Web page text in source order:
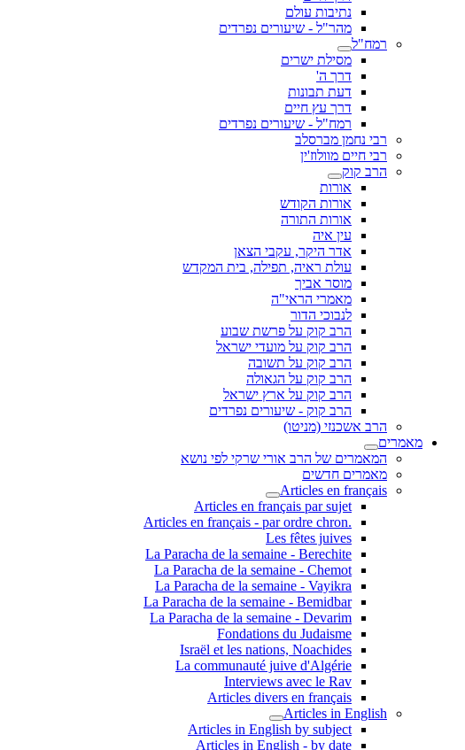
נתיבות עולם
מהר"ל - שיעורים נפרדים
רמח"ל
מסילת ישרים
דרך ה'
דעת תבונות
דרך עץ חיים
רמח"ל - שיעורים נפרדים
רבי נחמן מברסלב
רבי חיים מוולוז'ין
הרב קוק
אורות
אורות הקודש
אורות התורה
עין איה
אדר היקר, עקבי הצאן
עולת ראיה, תפילה, בית המקדש
מוסר אביך
מאמרי הראי"ה
לנבוכי הדור
הרב קוק על פרשת שבוע
הרב קוק על מועדי ישראל
הרב קוק על תשובה
הרב קוק על הגאולה
הרב קוק על ארץ ישראל
הרב קוק - שיעורים נפרדים
הרב אשכנזי (מניטו)
מאמרים
המאמרים של הרב אורי שרקי לפי נושא
מאמרים חדשים
Articles en français
Articles en français par sujet
.Articles en français - par ordre chron
Les fêtes juives
La Paracha de la semaine - Berechite
La Paracha de la semaine - Chemot
La Paracha de la semaine - Vayikra
La Paracha de la semaine - Bemidbar
La Paracha de la semaine - Devarim
Fondations du Judaisme
Israël et les nations, Noachides
La communauté juive d'Algérie
Interviews avec le Rav
Articles divers en français
Articles in English
Articles in English by subject
Articles in English - by date